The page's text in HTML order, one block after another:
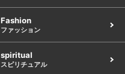
Fashion
ファッション
spiritual
スピリチュアル